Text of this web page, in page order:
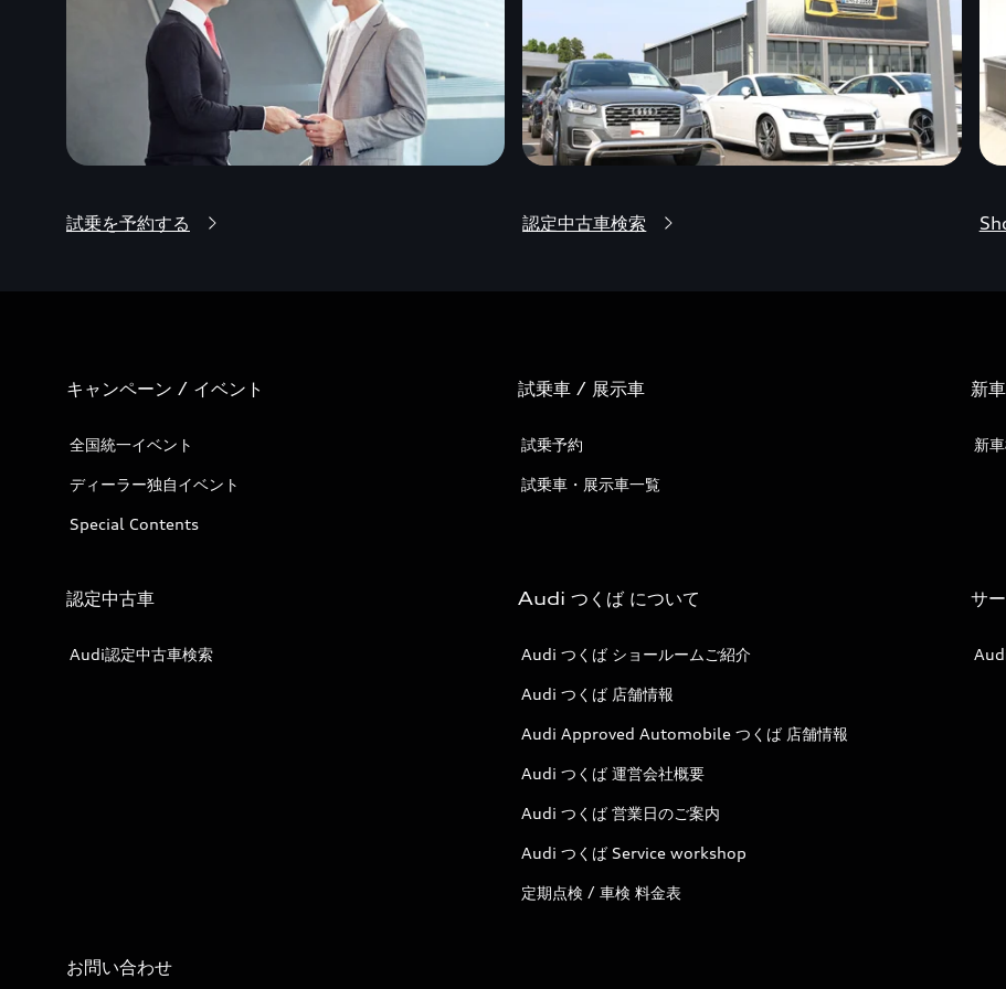
試乗を予約する 認定中古車検索
キャンペーン / イベント
全国統一イベント
ディーラー独自イベント
Special Contents
試乗車 / 展示車
試乗予約
試乗車・展示車一覧
新
新
認定中古車
Audi認定中古車検索
Audi つくば について
Audi つくば ショールームご紹介
Audi つくば 店舗情報
Audi Approved Automobile つくば 店舗情報
Audi つくば 運営会社概要
Audi つくば 営業日のご案内
Audi つくば Service workshop
定期点検 / 車検 料金表
サ
お問い合わせ